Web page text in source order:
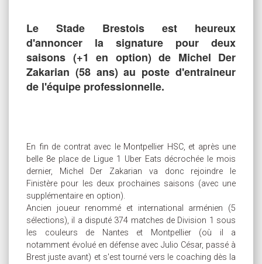
Le Stade Brestois est heureux
d'annoncer la signature pour deux
saisons (+1 en option) de Michel Der
Zakarian (58 ans) au poste d'entraineur
de l'équipe professionnelle.
En fin de contrat avec le Montpellier HSC, et après une
belle 8e place de Ligue 1 Uber Eats décrochée le mois
dernier, Michel Der Zakarian va donc rejoindre le
Finistère pour les deux prochaines saisons (avec une
supplémentaire en option).
Ancien joueur renommé et international arménien (5
sélections), il a disputé 374 matches de Division 1 sous
les couleurs de Nantes et Montpellier (où il a
notamment évolué en défense avec Julio César, passé à
Brest juste avant) et s'est tourné vers le coaching dès la